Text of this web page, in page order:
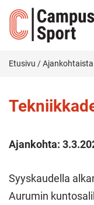
Etusivu /Ajankohtaista
Ajankohta:
Syyskaudella
Aurumin